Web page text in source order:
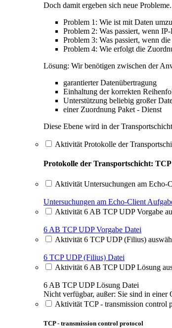
Doch damit ergeben sich neue Probleme.
Problem 1: Wie ist mit Daten
Problem 2: Was passiert, wenn
Problem 3: Was passiert, wenn
Problem 4: Wie erfolgt die
Lösung: Wir benötigen zwischen der
garantierter Datenübertragung
Einhaltung der korrekten
Unterstützung beliebig großer
einer Zuordnung Paket - Dienst
Diese Ebene wird in der
Aktivität Protokolle der
Protokolle der Transportschicht:
Aktivität Untersuchungen am Echo-
Untersuchungen am Echo-Client
Aktivität 6 AB TCP UDP Vorgabe
6 AB TCP UDP Vorgabe Datei
Aktivität 6 TCP UDP (Filius)
6 TCP UDP (Filius) Datei
Aktivität 6 AB TCP UDP Lösung
6 AB TCP UDP Lösung Datei
Nicht verfügbar, außer: Sie sind in einer
Aktivität TCP - transmission control
TCP - transmission control protocol